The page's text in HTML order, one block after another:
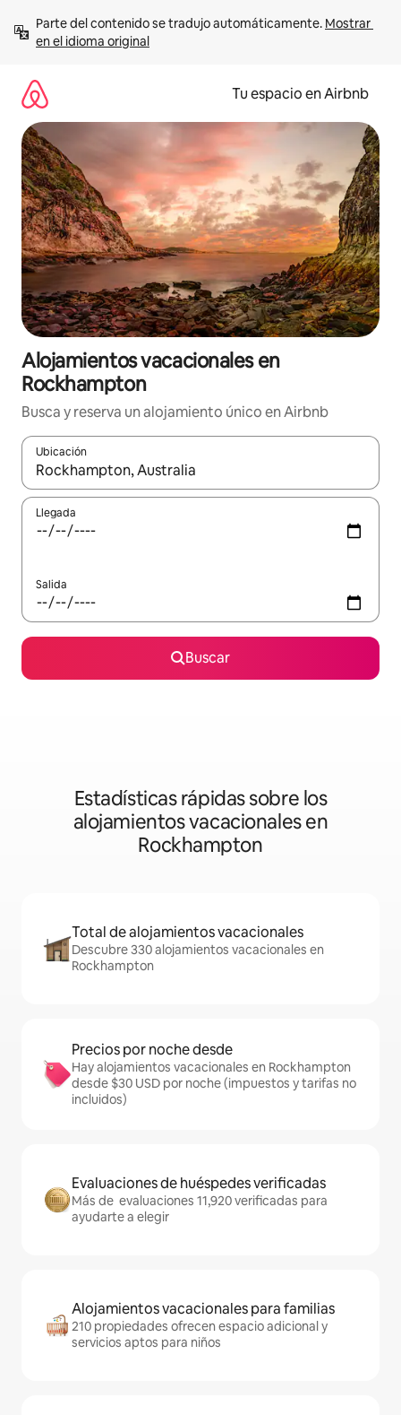
contenido
Parte del contenido se tradujo automáticamente. Mostrar
en el idioma original
Tu espacio en Airbnb
Alojamientos vacacionales en
Rockhampton
Busca y reserva un alojamiento único en Airbnb
Ubicación
Cuando los resultados estén disponibles, podrás navegar
Llegada
Salida
Buscar
Estadísticas rápidas sobre los
alojamientos vacacionales en
Rockhampton
Total de alojamientos vacacionales
Descubre 330 alojamientos vacacionales en
Rockhampton
Precios por noche desde
Hay alojamientos vacacionales en Rockhampton
desde $30 USD por noche (impuestos y tarifas no
incluidos)
Evaluaciones de huéspedes verificadas
Más de evaluaciones 11,920 verificadas para
ayudarte a elegir
Alojamientos vacacionales para familias
210 propiedades ofrecen espacio adicional y
servicios aptos para niños